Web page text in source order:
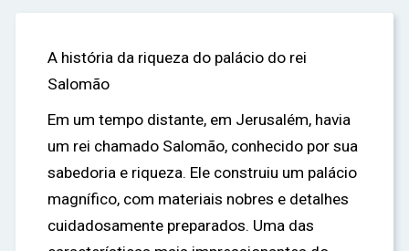
A história da riqueza do palácio do rei
Salomão
Em um tempo distante, em Jerusalém, havia
um rei chamado Salomão, conhecido por sua
sabedoria e riqueza. Ele construiu um palácio
magnífico, com materiais nobres e detalhes
cuidadosamente preparados. Uma das